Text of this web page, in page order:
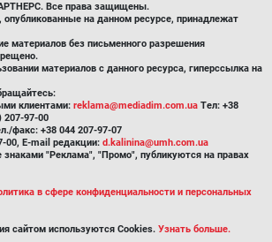
Все права защищены.
опубликованные на данном ресурсе, принадлежат
материалов без письменного разрешения
материалов с данного ресурса, гиперссылка на
клиентами: reklama@mediadim.com.ua Тел: +38
207-97-00
факс: +38 044 207-97-07
00, E-mail редакции: d.kalinina@umh.com.ua
"Реклама", "Промо", публикуются на правах
в сфере конфиденциальности и персональных
сайтом используются Cookies. Узнать больше.